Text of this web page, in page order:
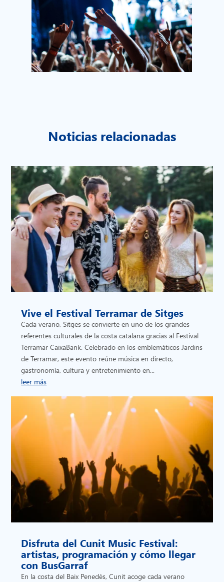
Noticias relacionadas
Vive el Festival Terramar de Sitges
Cada verano, Sitges se convierte en uno de los grandes
referentes culturales de la costa catalana gracias al Festival
Terramar CaixaBank. Celebrado en los emblemáticos Jardins
de Terramar, este evento reúne música en directo,
gastronomía, cultura y entretenimiento en...
leer más
Disfruta del Cunit Music Festival:
artistas, programación y cómo llegar
con BusGarraf
En la costa del Baix Penedès, Cunit acoge cada verano